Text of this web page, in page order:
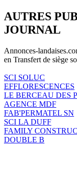
AUTRES
JOURNAL
Annonces-
en Transfert de siège
SCI SOLUC
EFFLORESCENCES
LE BERCEAU DES
AGENCE MDF
FAB'PERMATEL SN
SCI LA DUFF
FAMILY
DOUBLE B